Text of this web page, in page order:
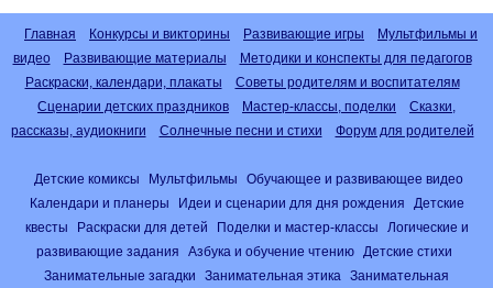
Главная Конкурсы и викторины Развивающие игры
Мультфильмы и
видео
Развивающие материалы
Методики и конспекты для педагогов
Раскраски, календари, плакаты
Советы родителям и воспитателям
Сценарии детских праздников
Мастер-классы, поделки
Сказки,
рассказы, аудиокниги
Солнечные песни и стихи Форум для родителей
Детские комиксы Мультфильмы
Обучающее и развивающее видео
Календари и планеры
Идеи и сценарии для дня рождения
Детские
квесты
Раскраски для детей Поделки и мастер-классы
Логические и
развивающие задания
Азбука и обучение чтению
Детские стихи
Занимательные загадки
Занимательная этика
Занимательная